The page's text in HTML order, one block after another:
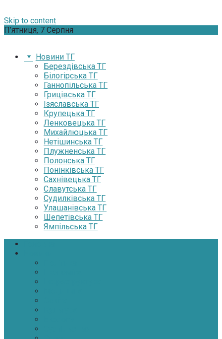
Skip to content
П’ятниця, 7 Серпня
Новини ТГ
Берездівська ТГ
Білогірська ТГ
Ганнопільська ТГ
Грицівська ТГ
Ізяславська ТГ
Крупецька ТГ
Ленковецька ТГ
Михайлюцька ТГ
Нетішинська ТГ
Плужненська ТГ
Полонська ТГ
Понінківська ТГ
Сахнівецька ТГ
Славутська ТГ
Судилківська ТГ
Улашанівська ТГ
Шепетівська ТГ
Ямпільська ТГ